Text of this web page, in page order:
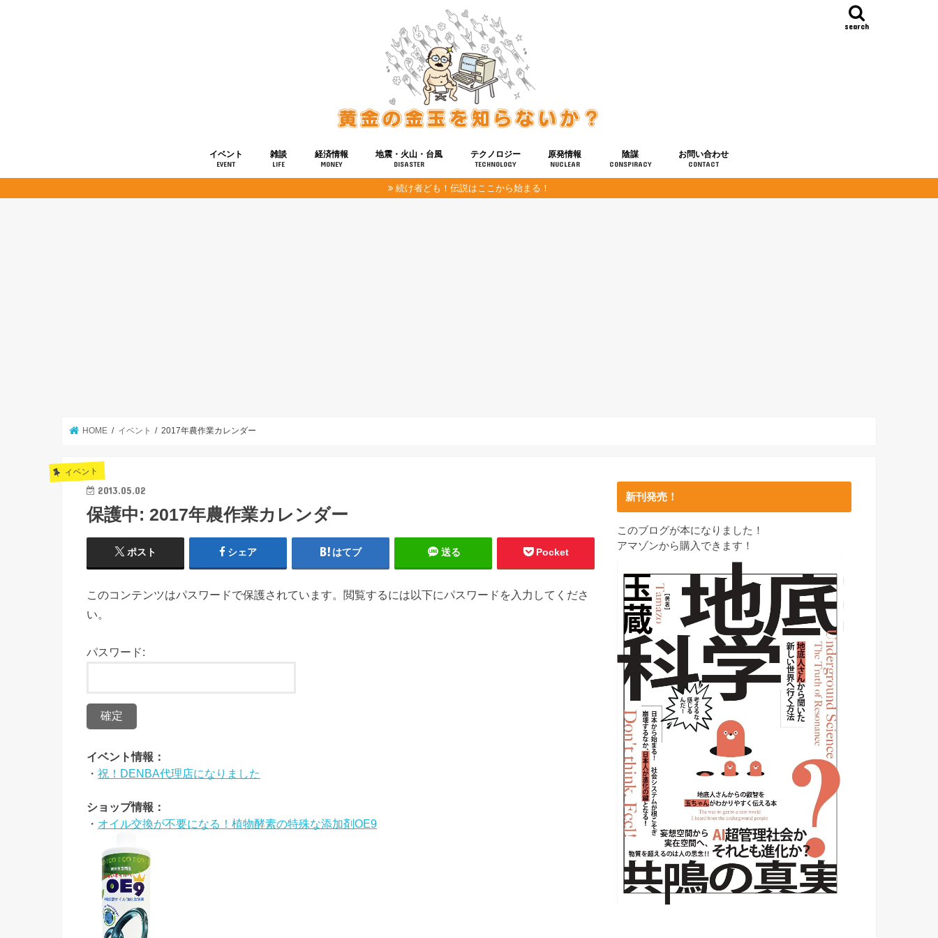
search
イベント
EVENT
雑談
LIFE
経済情報
MONEY
地震・火山・台風
DISASTER
テクノロジー
TECHNOLOGY
健康
宇宙
原発情報
NUCLEAR
陰謀
CONSPIRACY
お問い合わせ
CONTACT
続け者ども！伝説はここから始まる！
HOME イベント 2017年農作業カレンダー
イベント
2013.05.02
保護中: 2017年農作業カレンダー
ポスト シェア はてブ 送る Pocket
このコンテンツはパスワードで保護されています。閲覧するには以下にパスワードを入力してくださ
い。
パスワード:
イベント情報：
・ 祝！DENBA代理店になりました
ショップ情報：
・ オイル交換が不要になる！植物酵素の特殊な添加剤OE9
新刊発売！
このブログが本になりました！
アマゾンから購入できます！